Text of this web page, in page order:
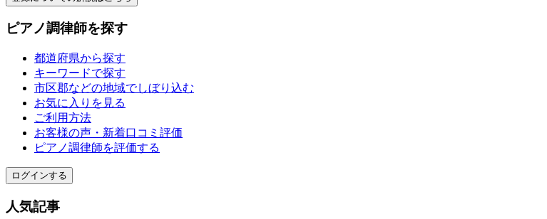
ピアノ調律師を探す
都道府県から探す
キーワードで探す
市区郡などの地域でしぼり込む
お気に入りを見る
ご利用方法
お客様の声・新着口コミ評価
ピアノ調律師を評価する
ログインする
人気記事